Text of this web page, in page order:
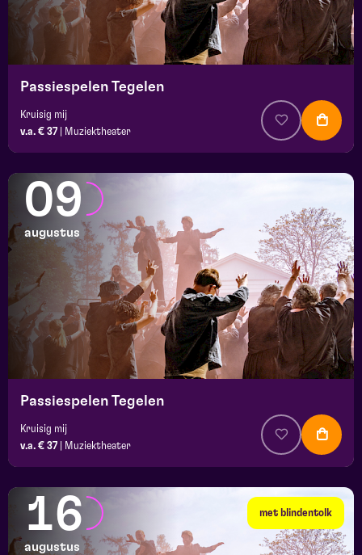
Passiespelen Tegelen
Kruisig mij
v.a. € 37
Muziektheater
09
augustus
Passiespelen Tegelen
Kruisig mij
v.a. € 37
Muziektheater
met blindentolk
16
augustus